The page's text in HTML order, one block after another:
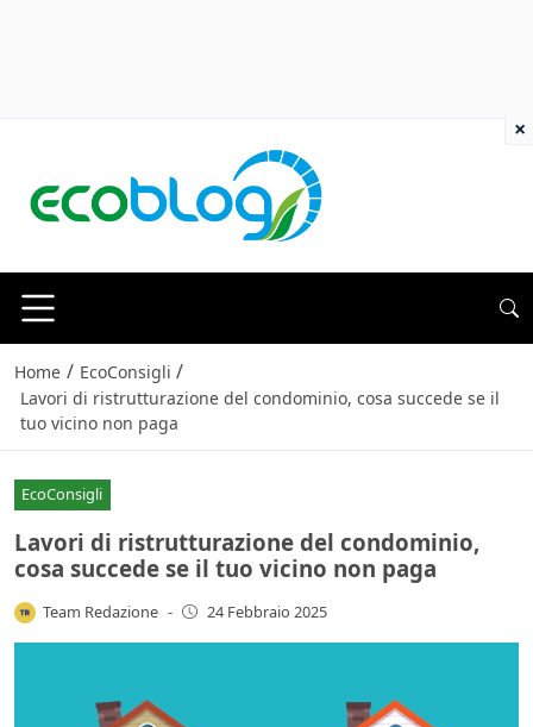
Home / EcoConsigli /
Lavori di ristrutturazione del condominio, cosa succede se il
tuo vicino non paga
EcoConsigli
Lavori di ristrutturazione del condominio,
cosa succede se il tuo vicino non paga
Team Redazione - 24 Febbraio 2025
×